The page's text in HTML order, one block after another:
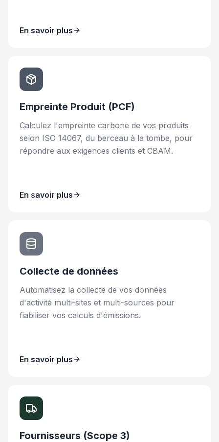
En savoir plus
Empreinte Produit (PCF)
Calculez l'empreinte carbone de vos produits
selon ISO 14067, du berceau à la tombe, pour
répondre aux exigences clients et CBAM.
En savoir plus
Collecte de données
Automatisez la collecte de vos données
d'activité multi-sites et multi-sources pour
fiabiliser vos calculs d'émissions.
En savoir plus
Fournisseurs (Scope 3)